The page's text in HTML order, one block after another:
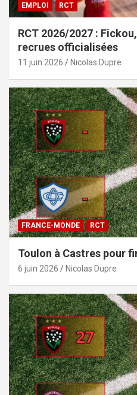
EMPLOI RCT
RCT 2026/2027 :
recrues officialisées
11 juin 2026 Nicolas Dupre
FRANCE-MONDE RCT
Toulon à Castres pour
6 juin 2026 Nicolas Dupre